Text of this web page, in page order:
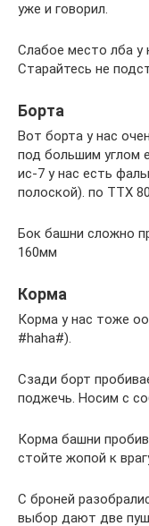
уже и говорил.
Слабое место лба у
Старайтесь не
Борта
Вот борта у нас
под большим углом
ис-7 у нас есть
полоской). по ТТХ
Бок башни сложно
160мм
Корма
Корма у нас тоже
#haha#).
Сзади борт
поджечь. Носим с
Корма башни
стойте жопой к
С броней
выбор дают две